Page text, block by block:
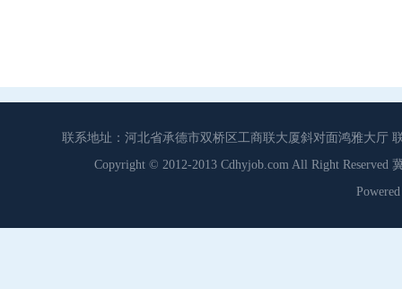
联系地址：河北省承德市双桥区工商联大厦斜对面鸿雅大厅
Copyright © 2012-2013 Cdhyjob.com All Right Reserved